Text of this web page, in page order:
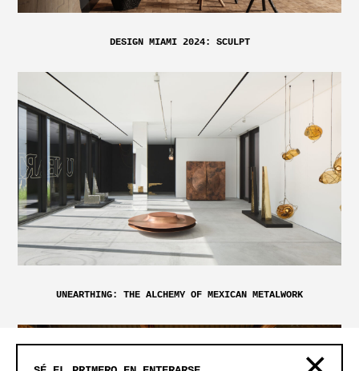
DESIGN MIAMI 2024: SCULPT
UNEARTHING: THE ALCHEMY OF MEXICAN METALWORK